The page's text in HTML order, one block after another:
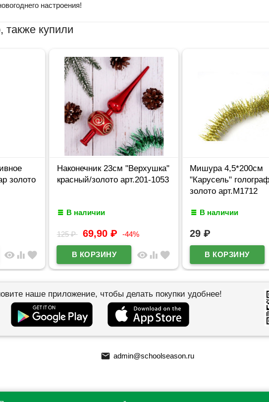
настроения!
также купили
золото
visibility equalizer favorite
Наконечник 23см "Верхушка"
красный/золото арт.201-1053
В наличии
125₽ 69,90 ₽ -44%
visibility equalizer favorite
Мишура 4,5*200см
"Карусель"
золото арт.М1712
В наличии
29₽
наше приложение, чтобы делать покупки удобнее!
email admin@schoolseason.ru